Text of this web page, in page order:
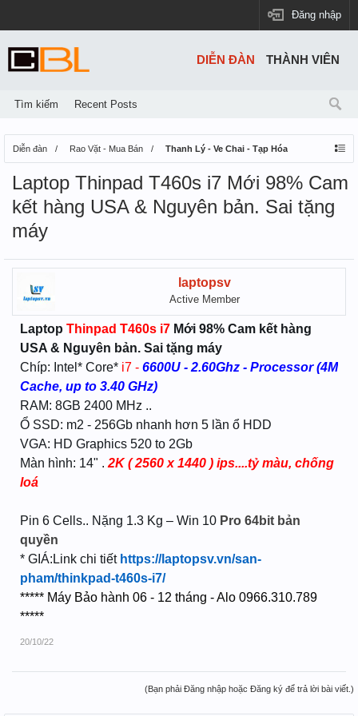
Đăng nhập
Diễn đàn Rao Vặt - Mua Bán Thanh Lý - Ve Chai - Tạp Hóa
Laptop Thinpad T460s i7 Mới 98% Cam
kết hàng USA & Nguyên bản. Sai tặng
máy
laptopsv
Active Member
Laptop Thinpad T460s i7 Mới 98% Cam kết hàng
USA & Nguyên bản. Sai tặng máy
Chíp: Intel* Core* i7 - 6600U - 2.60Ghz - Processor (4M
Cache, up to 3.40 GHz)
RAM: 8GB 2400 MHz ..
Ổ SSD: m2 - 256Gb nhanh hơn 5 lần ổ HDD
VGA: HD Graphics 520 to 2Gb
Màn hình: 14" . 2K ( 2560 x 1440 ) ips....tỷ màu, chống
loá
Pin 6 Cells.. Nặng 1.3 Kg – Win 10 Pro 64bit bản
quyền
* GIÁ:Link chi tiết https://laptopsv.vn/san-
pham/thinkpad-t460s-i7/
***** Máy Bảo hành 06 - 12 tháng - Alo 0966.310.789
*****
20/10/22
(Bạn phải Đăng nhập hoặc Đăng ký để trả lời bài viết.)
DIỄN ĐÀN
Tìm kiếm Recent Posts
THÀNH VIÊN